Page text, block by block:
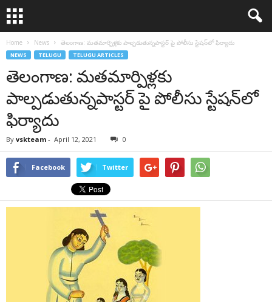
Home News తెలంగాణ: మ‌త‌మార్పిళ్ల‌కు పాల్ప‌డుతున్నపాస్ట‌ర్ పై పోలీసు స్టేష‌న్‌లో ఫిర్యాదు
NEWS TELUGU TELUGU ARTICLES
తెలంగాణ: మ‌త‌మార్పిళ్ల‌కు
పాల్ప‌డుతున్నపాస్ట‌ర్ పై పోలీసు స్టేష‌న్‌లో
ఫిర్యాదు
By vskteam - April 12, 2021 0
Facebook Twitter